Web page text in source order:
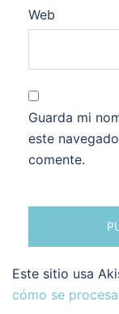
Web
Guarda mi
este
comente.
Este sitio usa
cómo se